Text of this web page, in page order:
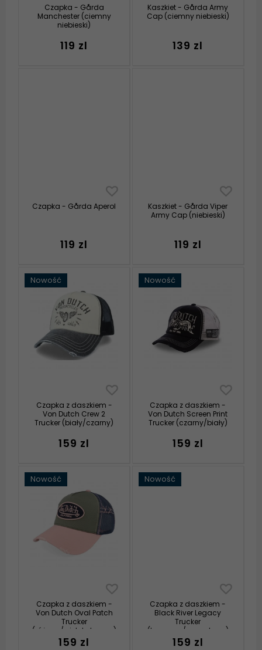
Czapka - Gårda
Manchester (ciemny
niebieski)
119 zl
Kaszkiet - Gårda Army
Cap (ciemny niebieski)
139 zl
Czapka - Gårda Aperol
119 zl
Kaszkiet - Gårda Viper
Army Cap (niebieski)
119 zl
Nowość
Czapka z daszkiem -
Von Dutch Crew 2
Trucker (biały/czarny)
159 zl
Nowość
Czapka z daszkiem -
Von Dutch Screen Print
Trucker (czarny/biały)
159 zl
Nowość
Czapka z daszkiem -
Von Dutch Oval Patch
Trucker
(różowy/wielokolorowy)
159 zl
Nowość
Czapka z daszkiem -
Black River Legacy
Trucker
(kremowy/granatowy)
159 zl